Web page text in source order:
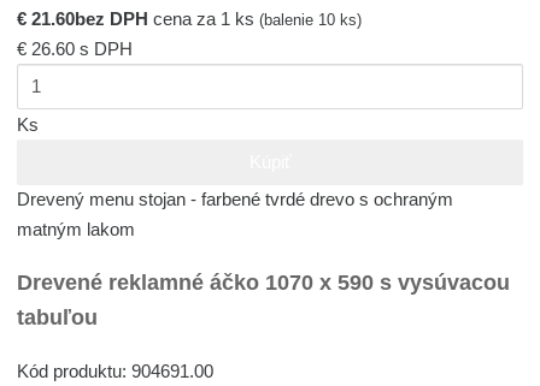
€ 21.60bez DPH cena za 1 ks(balenie 10 ks)
€ 26.60s DPH
Ks
Drevený menu stojan - farbené tvrdé drevo s ochraným
matným lakom
Drevené reklamné áčko 1070 x 590 s vysúvacou
tabuľou
Kód produktu: 904691.00